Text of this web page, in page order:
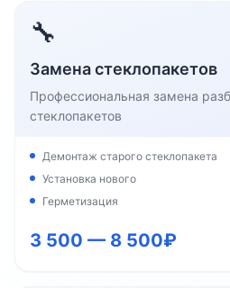
🔧
Замена стеклопакетов
Профессиональная замена
стеклопакетов
Демонтаж старого стеклопакета
Установка нового
Герметизация
3 500 — 8 500₽